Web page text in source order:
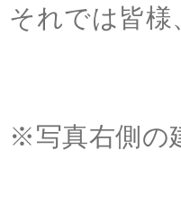
それでは皆
※写真右側の